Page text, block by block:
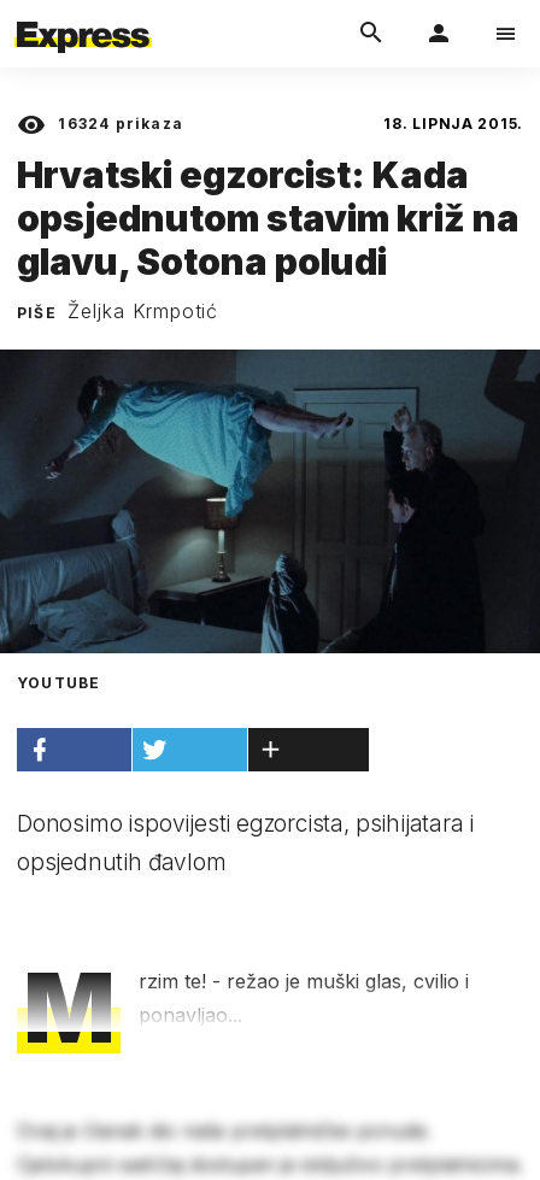
16324 prikaza 18. LIPNJA 2015.
Hrvatski egzorcist: Kada
opsjednutom stavim križ na
glavu, Sotona poludi
PIŠE Željka Krmpotić
YOUTUBE
Donosimo ispovijesti egzorcista, psihijatara i
opsjednutih đavlom
M
rzim te! - režao je muški glas, cvilio i
ponavljao...
Ovaj je članak dio naše pretplatničke ponude.
Cjelokupni sadržaj dostupan je isključivo pretplatnicima.